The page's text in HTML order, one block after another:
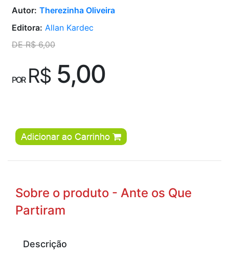
Autor: Therezinha Oliveira
Editora: Allan Kardec
DE R$ 6,00
POR R$5,00
Adicionar ao Carrinho
Sobre o produto - Ante os Que
Partiram
Descrição